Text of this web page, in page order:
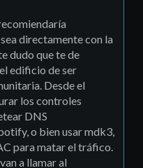
directamente con la
dudo que te de
edificio de ser
Desde el
los controles
DNS
o bien usar mdk3,
para matar el tráfico.
a llamar al